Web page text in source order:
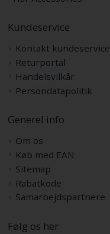
Kundeservice
Kontakt kundeservice
Returportal
Handelsvilkår
Persondatapolitik
Generel info
Om os
Køb med EAN
Sitemap
Rabatkode
Samarbejdspartnere
Følg os her